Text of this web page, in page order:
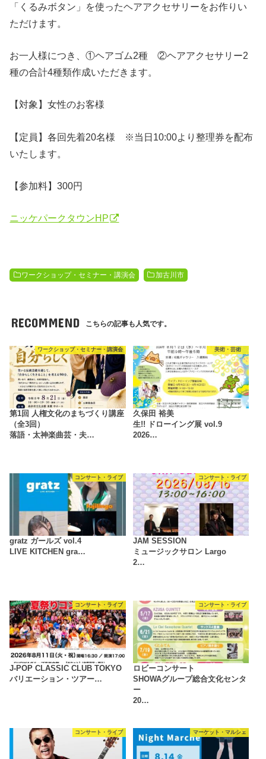
「くるみボタン」を使ったヘアアクセサリーをお作りい
ただけます。
お一人様につき、①ヘアゴム2種 ②ヘアアクセサリー2
種の合計4種類作成いただきます。
【対象】女性のお客様
【定員】各回先着20名様 ※当日10:00より整理券を配布
いたします。
【参加料】300円
ニッケパークタウンHP
ワークショップ・セミナー・講演会 加古川市
RECOMMEND こちらの記事も人気です。
ワークショップ・セミナー・講演会
第1回 人権文化のまちづくり講座
（全3回）
落語・太神楽曲芸・夫…
美術・芸術
久保田 裕美
生!! ドローイング展 vol.9
2026…
コンサート・ライブ
gratz ガールズ vol.4
LIVE KITCHEN gra…
コンサート・ライブ
JAM SESSION
ミュージックサロン Largo
2…
コンサート・ライブ
J-POP CLASSIC CLUB TOKYO
バリエーション・ツアー…
コンサート・ライブ
ロビーコンサート
SHOWAグループ総合文化センタ
ー
20…
コンサート・ライブ マーケット・マルシェ